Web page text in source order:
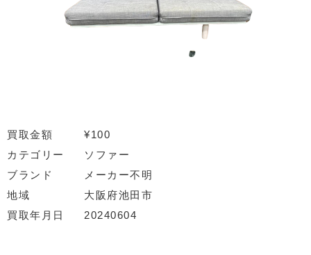
買取金額
¥100
カテゴリー
ソファー
ブランド
メーカー不明
地域
大阪府池田市
買取年月日
20240604